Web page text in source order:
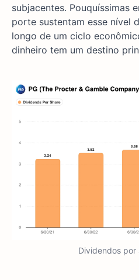
subjacentes. Pouquíssimas
porte sustentam esse nível
longo de um ciclo
dinheiro tem um destino
Dividendos por